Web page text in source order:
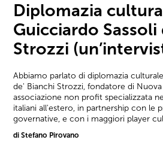
Diplomazia
Guicciardo Sassoli
Strozzi
Abbiamo parlato di diplomazia
de' Bianchi Strozzi, fondatore di
associazione non profit specializzata
italiani all'estero, in partnership con le
governative, e con i maggiori player
di Stefano Pirovano